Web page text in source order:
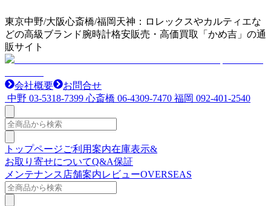
東京中野/大阪心斎橋/福岡天神：ロレックスやカルティエな
どの高級ブランド腕時計格安販売・高価買取「かめ吉」の通
販サイト
会社概要
お問合せ
中野 03-5318-7399 心斎橋 06-4309-7470 福岡 092-401-2540
トップページご利用案内在庫表示&
お取り寄せについてQ&A保証
メンテナンス 店舗案内レビューOVERSEAS